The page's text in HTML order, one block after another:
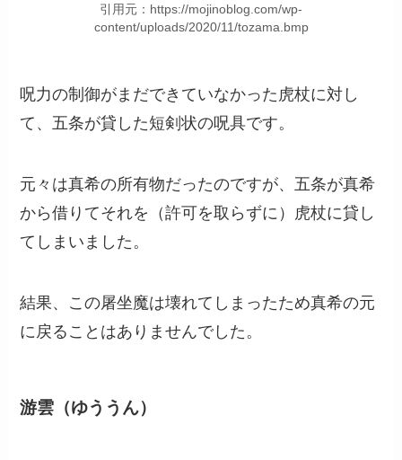
引用元：https://mojinoblog.com/wp-
content/uploads/2020/11/tozama.bmp
呪力の制御がまだできていなかった虎杖に対し
て、五条が貸した短剣状の呪具です。
元々は真希の所有物だったのですが、五条が真希
から借りてそれを（許可を取らずに）虎杖に貸し
てしまいました。
結果、この屠坐魔は壊れてしまったため真希の元
に戻ることはありませんでした。
游雲（ゆううん）